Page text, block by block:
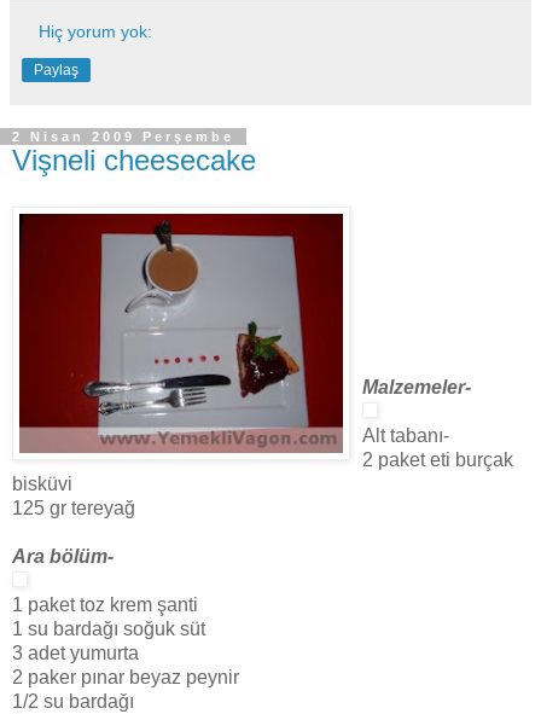
Hiç yorum yok:
Paylaş
2 Nisan 2009 Perşembe
Vişneli cheesecake
Malzemeler-
Alt tabanı-
2 paket eti burçak
bisküvi
125 gr tereyağ
Ara bölüm-
1 paket toz krem şanti
1 su bardağı soğuk süt
3 adet yumurta
2 paker pınar beyaz peynir
1/2 su bardağı